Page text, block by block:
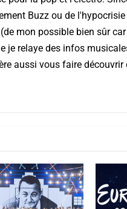
Buzz ou de
mon possible bien sûr
je relaye des infos
aussi vous faire découvrir